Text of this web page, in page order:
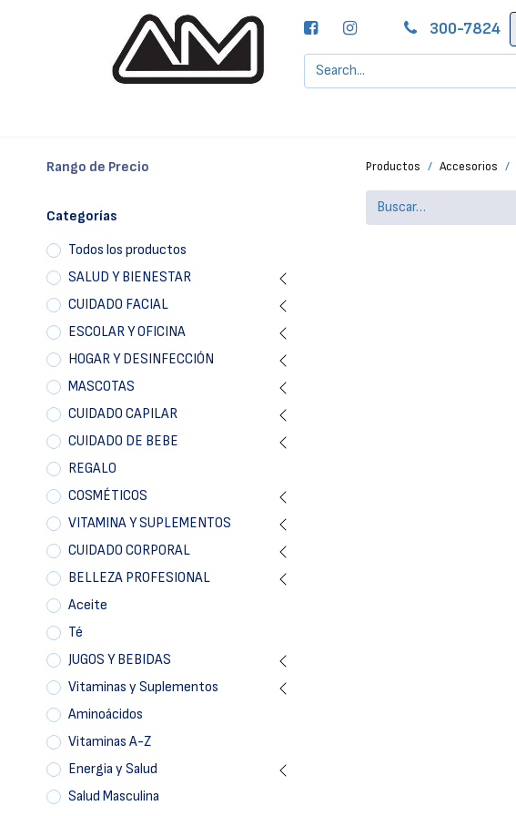
300-7824
Rango de Precio
Categorías
Todos los productos
SALUD Y BIENESTAR
CUIDADO FACIAL
ESCOLAR Y OFICINA
HOGAR Y DESINFECCIÓN
MASCOTAS
CUIDADO CAPILAR
CUIDADO DE BEBE
REGALO
COSMÉTICOS
VITAMINA Y SUPLEMENTOS
CUIDADO CORPORAL
BELLEZA PROFESIONAL
Aceite
Té
JUGOS Y BEBIDAS
Vitaminas y Suplementos
Aminoácidos
Vitaminas A-Z
Energia y Salud
Salud Masculina
Productos Accesorios